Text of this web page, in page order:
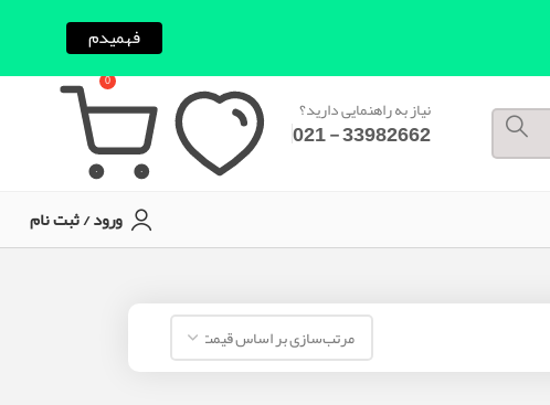
نیاز به راهنمایی دارید؟
33982662 - 021
0
ورود / ثبت نام
فهمیدم